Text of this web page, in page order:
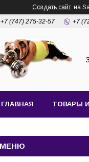
Создать сайт на
+7 (747) 275-32-57 +7
ГЛАВНАЯ ТОВАРЫ